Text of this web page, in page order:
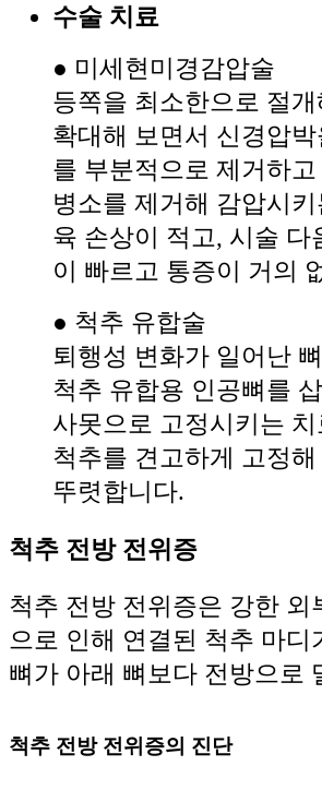
수술 치료
● 미세현미경감압술
등쪽을 최소한으로 절
확대해 보면서 신경압
를 부분적으로 제거하
병소를 제거해 감압시
육 손상이 적고, 시술
이 빠르고 통증이 거의
● 척추 유합술
퇴행성 변화가 일어난
척추 유합용 인공뼈를
사못으로 고정시키는
척추를 견고하게 고정
뚜렷합니다.
척추 전방 전위증
척추 전방 전위증은 강한
으로 인해 연결된 척추 마
뼈가 아래 뼈보다 전방으로
척추 전방 전위증의 진단